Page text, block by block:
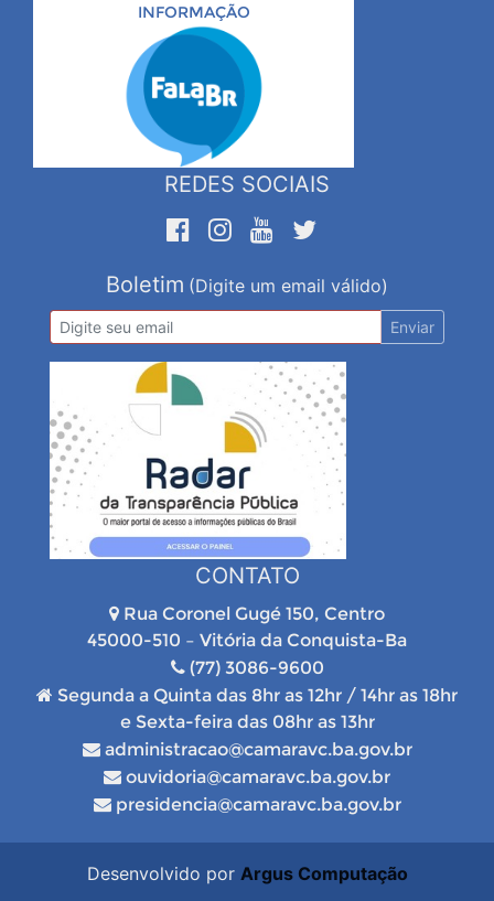
INFORMAÇÃO
REDES SOCIAIS
Boletim (Digite um email válido)
Enviar
CONTATO
Rua Coronel Gugé 150, Centro
45000-510 – Vitória da Conquista-Ba
(77) 3086-9600
Segunda a Quinta das 8hr as 12hr / 14hr as 18hr
e Sexta-feira das 08hr as 13hr
administracao@camaravc.ba.gov.br
ouvidoria@camaravc.ba.gov.br
presidencia@camaravc.ba.gov.br
Desenvolvido por Argus Computação